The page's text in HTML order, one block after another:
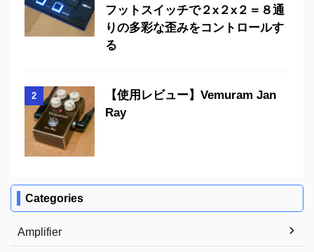
フットスイッチで２x２x２＝８通
りの多彩な歪みをコントロールす
る
2
【使用レビュー】Vemuram Jan
Ray
Categories
Amplifier